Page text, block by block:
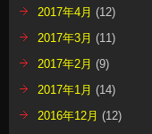
2017年4月 (12)
2017年3月 (11)
2017年2月 (9)
2017年1月 (14)
2016年12月 (12)